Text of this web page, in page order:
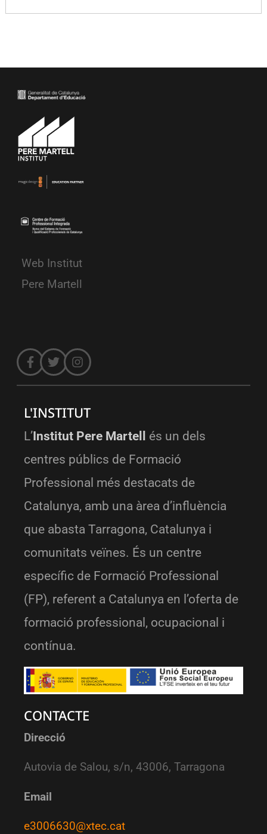
Web Institut
Pere Martell
L'INSTITUT
L’Institut Pere Martell
és un dels
centres públics de Formació
Professional més destacats de
Catalunya, amb una àrea d’influència
que abasta Tarragona, Catalunya i
comunitats veïnes. És un centre
específic de Formació Professional
(FP), referent a Catalunya en l’oferta de
formació professional, ocupacional i
contínua.
CONTACTE
Direcció
Autovia de Salou, s/n, 43006, Tarragona
Email
e3006630@xtec.cat